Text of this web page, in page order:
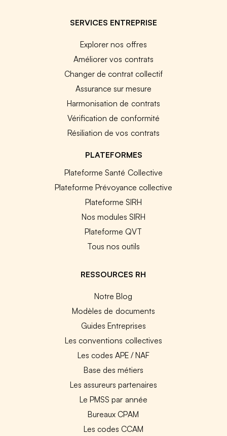
SERVICES ENTREPRISE
Explorer nos offres
Améliorer vos contrats
Changer de contrat collectif
Assurance sur mesure
Harmonisation de contrats
Vérification de conformité
Résiliation de vos contrats
PLATEFORMES
Plateforme Santé Collective
Plateforme Prévoyance collective
Plateforme SIRH
Nos modules SIRH
Plateforme QVT
Tous nos outils
RESSOURCES RH
Notre Blog
Modèles de documents
Guides Entreprises
Les conventions collectives
Les codes APE / NAF
Base des métiers
Les assureurs partenaires
Le PMSS par année
Bureaux CPAM
Les codes CCAM